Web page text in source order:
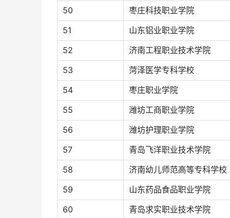
50 枣庄科技职业学院
51 山东铝业职业学院
52 济南工程职业技术学院
53 菏泽医学专科学校
54 枣庄职业学院
55 潍坊工商职业学院
56 潍坊护理职业学院
57 青岛飞洋职业技术学院
58 济南幼儿师范高等专科学校
59 山东药品食品职业学院
60 青岛求实职业技术学院